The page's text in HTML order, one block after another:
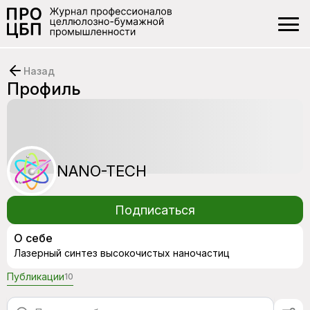
Назад
Профиль
NANO-TECH
Подписаться
О себе
Лазерный синтез высокочистых наночастиц
Публикации10
Все